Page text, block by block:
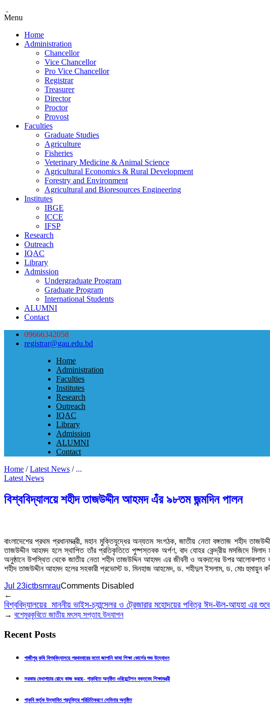
Menu
Home
Administration
Chancellor
Vice Chancellor
Pro Vice Chancellor
Registrar
Treasurer
Director
Proctor
Provost
Faculties
Graduate Studies
Agriculture
Fisheries
Veterinary Medicine & Animal Science
Agricultural Economics & Rural Development
Forestry and Environment
Agricultural and Bioresources Engineering
Institutes
IBGE
ICCE
IFSP
Research
Outreach
IQAC
Library
Admission
Undergraduate Program
Graduate Program
International Students
ALUMNI
Contact
09666342058
registrar@gau.edu.bd
Home
Administration
Faculties
Institutes
Research
Outreach
IQAC
Library
Admission
ALUMNI
Contact
Home /Latest News / ...
Latest News
বিশ্ববিদ্যালয়ে শহীদ তাজউদ্দীন আহমদ এঁর ৯৮তম জন্মদিন পালন
বাংলাদেশের প্রথম প্রধানমন্ত্রী, মহান মুক্তিযুদ্ধের অন্যতম সংগঠক, জাতীয় নেতা বঙ্গতাজ শহীদ
তাজউদ্দীন আহমদ হলে স্থাপিত তাঁর প্রতিকৃতিতে পুষ্পস্তবক অর্পণ, বাদ যোহর কেন্দ্রীয় মসজিদে
অনুষ্ঠানে উপস্থিত থেকে জাতীয় নেতা শহীদ তাজউদ্দিন আহমদ এর জীবনী ও অবদানের উপর আলোকপাত
শহীদ তাজউদ্দীন আহমদ হলের সহকারী প্রভোস্ট ড. মিনহাজ আহমেদ, ড. শহীদুল ইসলাম, ড. মোঃ হুমায়ুন
Jul 23ictbsmrauComments Disabled
←
বিশ্ববিদ্যালয়ের মাননীয় ভাইস-চ্যান্সেলর ও ট্রেজারার মহোদয়ের পবিত্র ঈদ-ঊল-আযহা এর
→ বশেমুরকৃবিতে জাতীয় মৎস্য সপ্তাহ উদযাপন
Recent Posts
গাজীপুর কৃষি বিশ্ববিদ্যালয়ে প্রথমবারের মতো জাপানি ভাষা শিক্ষা কোর্সের শুভ উদ্বোধন
সরকার মেধাপাচার রোধে কাজ করছে- গাকৃবিতে অনুষ্ঠিত ওরিয়েন্টেশন বক্তব্যে শিক্ষামন্ত্রী
গাকৃবি কর্তৃক উদ্ভাবিত প্রযুক্তির পরিচিতিকরণে সেমিনার অনুষ্ঠিত